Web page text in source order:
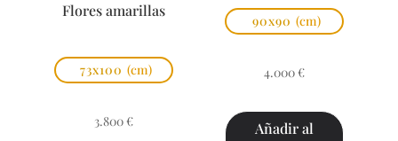
Flores amarillas
73x100 (cm)
3.800 €
90x90 (cm)
4.000 €
Añadir al